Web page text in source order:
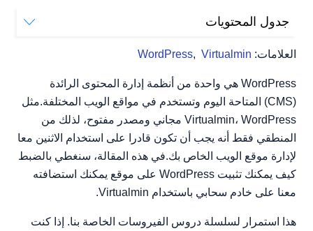
العلامات: WordPress, Virtualmin
جدول المحتويات
WordPress هي واحدة من أنظمة إدارة المحتوى الرائدة
(CMS) المتاحة اليوم وتستخدم في مواقع الويب المختلفة.مثل
Virtualmin، WordPress مجاني ومصدر مفتوح، لذلك من
المنطقي فقط أنه يجب أن تكون قادرا على استخدام الاثنين معا
لإدارة موقع الويب الخاص بك.في هذه المقالة، سنغطي بالضبط
كيف يمكنك تثبيت WordPress على موقع يمكنك استضافته
معنا على خادم سحابي باستخدام Virtualmin.
هذا استمرار لسلسلة دروس الفيروسات الخاصة بنا. إذا كنت